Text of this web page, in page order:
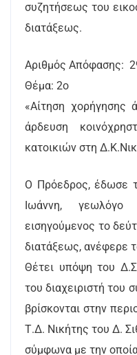
συζητήσεως του
διατάξεως.
Αριθμός Απόφασης:
Θέμα: 2ο
«Αίτηση χορήγησης
άρδευση
κατοικιών στη
Ο Πρόεδρος, έδωσε
Ιωάννη,
εισηγούμενος το
διατάξεως, ανέφερε
Θέτει υπόψη του
του διαχειριστή του
βρίσκονται στην
Τ.Δ. Νικήτης του Δ.
σύμφωνα με την